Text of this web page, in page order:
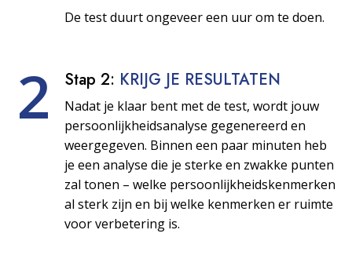
De test duurt ongeveer een uur om te doen.
2 Stap 2: KRIJG JE RESULTATEN
Nadat je klaar bent met de test, wordt jouw
persoonlijkheids­analyse gegenereerd en
weergegeven. Binnen een paar minuten heb
je een analyse die je sterke en zwakke punten
zal tonen – welke persoonlijkheids­kenmerken
al sterk zijn en bij welke kenmerken er ruimte
voor verbetering is.